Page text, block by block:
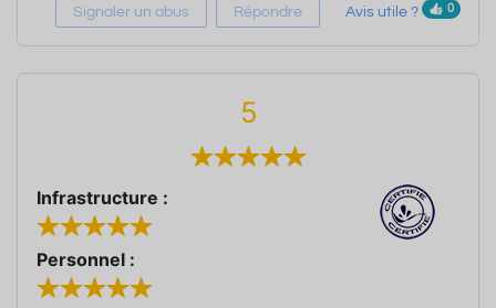
Signaler un abus Répondre Avis utile ? 0
5
Infrastructure :
Personnel :